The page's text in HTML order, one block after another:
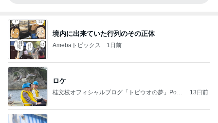
境内に出来ていた行列のその正体
Amebaトピックス 1日前
ロケ
桂文枝オフィシャルブログ「トビウオの夢」Pow
13日前